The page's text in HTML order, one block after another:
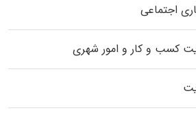
اجتماعی
کسب و کار و امور شهری